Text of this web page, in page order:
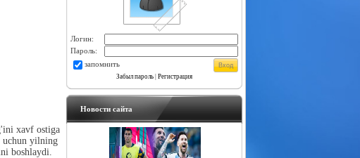
xavf ostiga
uchun yilning
boshlaydi.
Логин:
Пароль:
запомнить
Забыл пароль| Регистрация
Новости сайта